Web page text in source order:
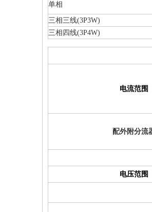
单相
三相三线(3P3W)
三相四线(3P4W)
电流范围
配外附分流
电压范围